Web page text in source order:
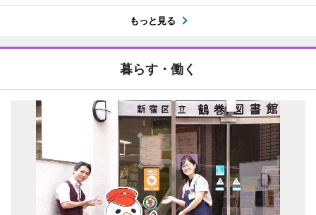
もっと見る
暮らす・働く